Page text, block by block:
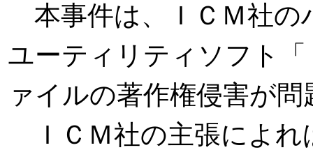
本事件は、ＩＣＭ社の
ユーティリティソフト
ァイルの著作権侵害が
ＩＣＭ社の主張によれ